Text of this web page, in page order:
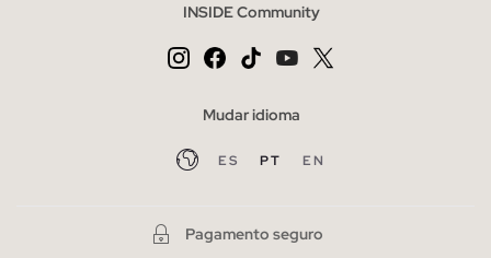
INSIDE Community
Mudar idioma
ES PT EN
Pagamento seguro